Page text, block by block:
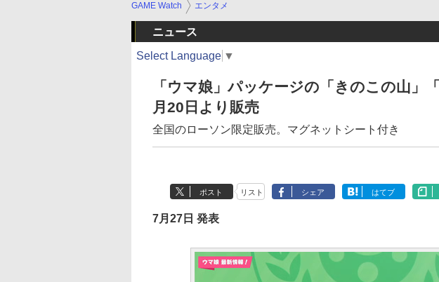
GAME Watch エンタメ
ニュース
Select Language ▼
「ウマ娘」パッケージの「きのこの山」
月20日より販売
全国のローソン限定販売。マグネットシート付き
ポスト リスト シェア はてブ
7月27日 発表